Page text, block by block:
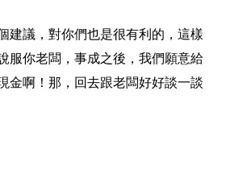
建議，對你們也是很有利的，這樣
服你老闆，事成之後，我們願意給
金啊！那，回去跟老闆好好談一談